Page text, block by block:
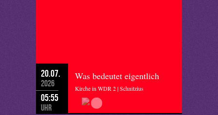
20.07.
2026
05:55
Uhr
Was bedeutet eigentlich
Kirche in WDR 2 | Schnitzius